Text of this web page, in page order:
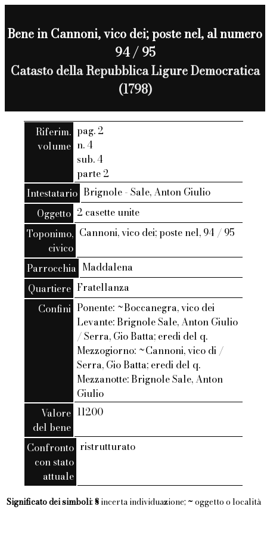
Bene in Cannoni, vico dei; poste nel, al numero
94 / 95
Catasto della Repubblica Ligure Democratica
(1798)
Riferim.
volume
pag. 2
n. 4
sub. 4
parte 2
Intestatario Brignole - Sale, Anton Giulio
Oggetto 2 casette unite
Toponimo,
civico
Cannoni, vico dei; poste nel, 94 / 95
Parrocchia Maddalena
Quartiere Fratellanza
Confini Ponente: ~Boccanegra, vico dei
Levante: Brignole Sale, Anton Giulio
/ Serra, Gio Batta; eredi del q.
Mezzogiorno: ~Cannoni, vico di /
Serra, Gio Batta; eredi del q.
Mezzanotte: Brignole Sale, Anton
Giulio
Valore
del bene
11200
Confronto
con stato
attuale
ristrutturato
Significato dei simboli: §incerta individuazione; ~ oggetto o località